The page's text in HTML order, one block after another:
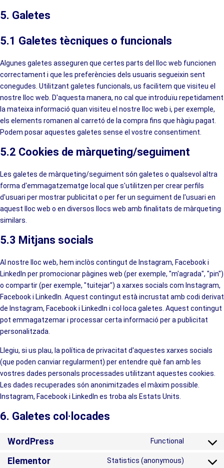
5. Galetes
5.1 Galetes tècniques o funcionals
Algunes galetes asseguren que certes parts del lloc web funcionen
correctament i que les preferències dels usuaris segueixin sent
conegudes. Utilitzant galetes funcionals, us facilitem que visiteu el
nostre lloc web. D'aquesta manera, no cal que introduïu repetidament
la mateixa informació quan visiteu el nostre lloc web i, per exemple,
els elements romanen al carretó de la compra fins que hàgiu pagat.
Podem posar aquestes galetes sense el vostre consentiment.
5.2 Cookies de màrqueting/seguiment
Les galetes de màrqueting/seguiment són galetes o qualsevol altra
forma d'emmagatzematge local que s'utilitzen per crear perfils
d'usuari per mostrar publicitat o per fer un seguiment de l'usuari en
aquest lloc web o en diversos llocs web amb finalitats de màrqueting
similars.
5.3 Mitjans socials
Al nostre lloc web, hem inclòs contingut de Instagram, Facebook i
LinkedIn per promocionar pàgines web (per exemple, "m'agrada", "pin")
o compartir (per exemple, "tuitejar") a xarxes socials com Instagram,
Facebook i LinkedIn. Aquest contingut està incrustat amb codi derivat
de Instagram, Facebook i LinkedIn i col·loca galetes. Aquest contingut
pot emmagatzemar i processar certa informació per a publicitat
personalitzada.
Llegiu, si us plau, la política de privacitat d'aquestes xarxes socials
(que poden canviar regularment) per entendre què fan amb les
vostres dades personals processades utilitzant aquestes cookies.
Les dades recuperades són anonimitzades el màxim possible.
Instagram, Facebook i LinkedIn es troba als Estats Units.
6. Galetes col·locades
WordPress Functional
Elementor Statistics (anonymous)